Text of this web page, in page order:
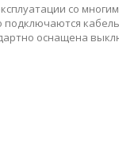
со
оснащена